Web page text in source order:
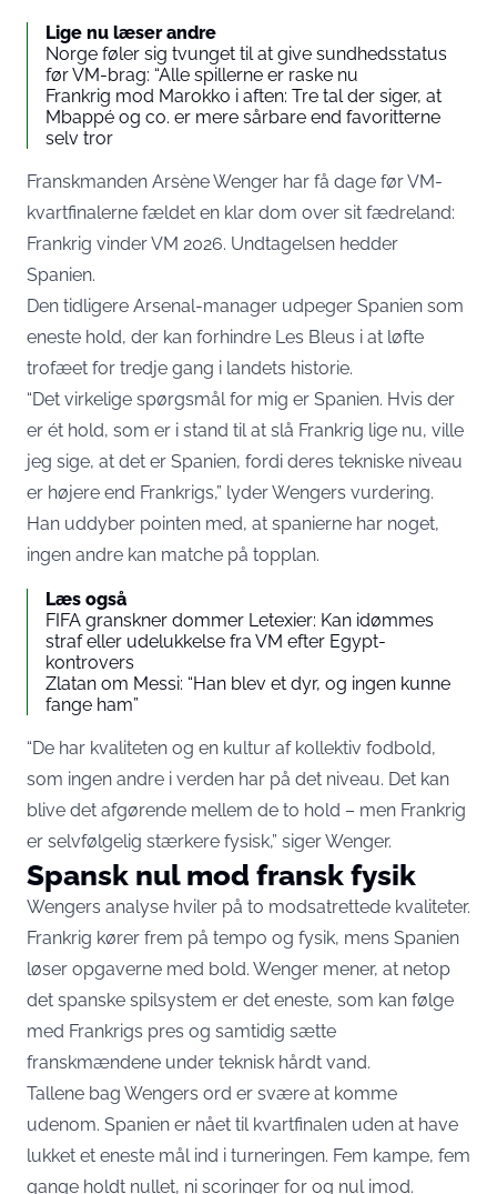
Lige nu læser andre
Norge føler sig tvunget til at give sundhedsstatus
før VM-brag: “Alle spillerne er raske nu
Frankrig mod Marokko i aften: Tre tal der siger, at
Mbappé og co. er mere sårbare end favoritterne
selv tror
Franskmanden Arsène Wenger har få dage før VM-
kvartfinalerne fældet en klar dom over sit fædreland:
Frankrig vinder VM 2026. Undtagelsen hedder
Spanien.
Den tidligere Arsenal-manager udpeger Spanien som
eneste hold, der kan forhindre Les Bleus i at løfte
trofæet for tredje gang i landets historie.
“Det virkelige spørgsmål for mig er Spanien. Hvis der
er ét hold, som er i stand til at slå Frankrig lige nu, ville
jeg sige, at det er Spanien, fordi deres tekniske niveau
er højere end Frankrigs,” lyder Wengers vurdering.
Han uddyber pointen med, at spanierne har noget,
ingen andre kan matche på topplan.
Læs også
FIFA granskner dommer Letexier: Kan idømmes
straf eller udelukkelse fra VM efter Egypt-
kontrovers
Zlatan om Messi: “Han blev et dyr, og ingen kunne
fange ham”
“De har kvaliteten og en kultur af kollektiv fodbold,
som ingen andre i verden har på det niveau. Det kan
blive det afgørende mellem de to hold – men Frankrig
er selvfølgelig stærkere fysisk,” siger Wenger.
Spansk nul mod fransk fysik
Wengers analyse hviler på to modsatrettede kvaliteter.
Frankrig kører frem på tempo og fysik, mens Spanien
løser opgaverne med bold. Wenger mener, at netop
det spanske spilsystem er det eneste, som kan følge
med Frankrigs pres og samtidig sætte
franskmændene under teknisk hårdt vand.
Tallene bag Wengers ord er svære at komme
udenom. Spanien er nået til kvartfinalen uden at have
lukket et eneste mål ind i turneringen. Fem kampe, fem
gange holdt nullet, ni scoringer for og nul imod.